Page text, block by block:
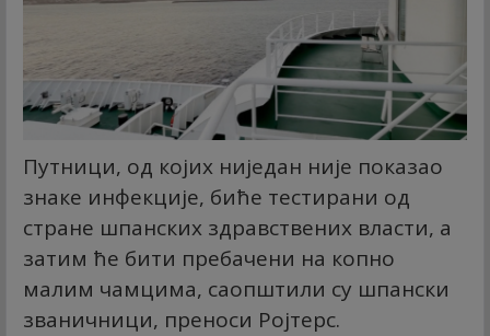
Путници, од којих ниједан није показао
знаке инфекције, биће тестирани од
стране шпанских здравствених власти, а
затим ће бити пребачени на копно
малим чамцима, саопштили су шпански
званичници, преноси Ројтерс.